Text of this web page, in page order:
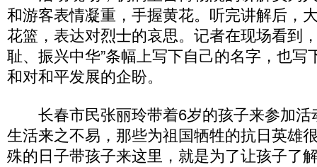
和游客表情凝重，手握黄花。听完讲解后，
花篮，表达对烈士的哀思。记者在现场看到
耻、振兴中华”条幅上写下自己的名字，也写
和对和平发展的企盼。
长春市民张丽玲带着6岁的孩子来参加活
生活来之不易，那些为祖国牺牲的抗日英雄
殊的日子带孩子来这里，就是为了让孩子了